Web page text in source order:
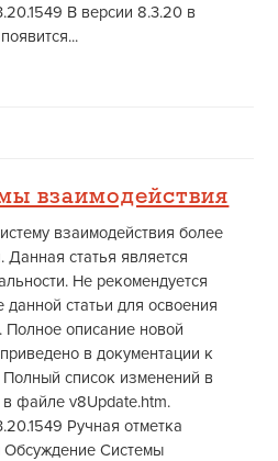
В версии 8.3.20 в
взаимодействия
взаимодействия более
Данная статья является
Не рекомендуется
статьи для освоения
Полное описание новой
в документации к
список изменений в
в файле v8Update.htm.
Ручная отметка
Обсуждение Системы